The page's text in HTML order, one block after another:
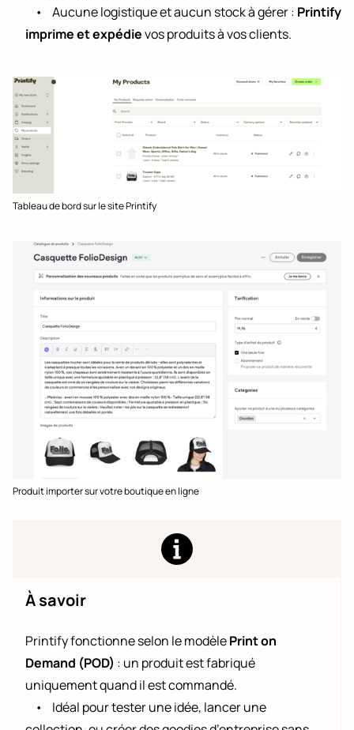
•
Aucune logistique et aucun stock à gérer : Printify
imprime et expédievos produits à vos clients.
Tableau de bord sur le site Printify
Produit importer sur votre boutique en ligne
À savoir
Printify fonctionne selon le modèlePrint on
Demand (POD) : un produit est fabriqué
uniquement quand il est commandé.
•
Idéal pour tester une idée, lancer une